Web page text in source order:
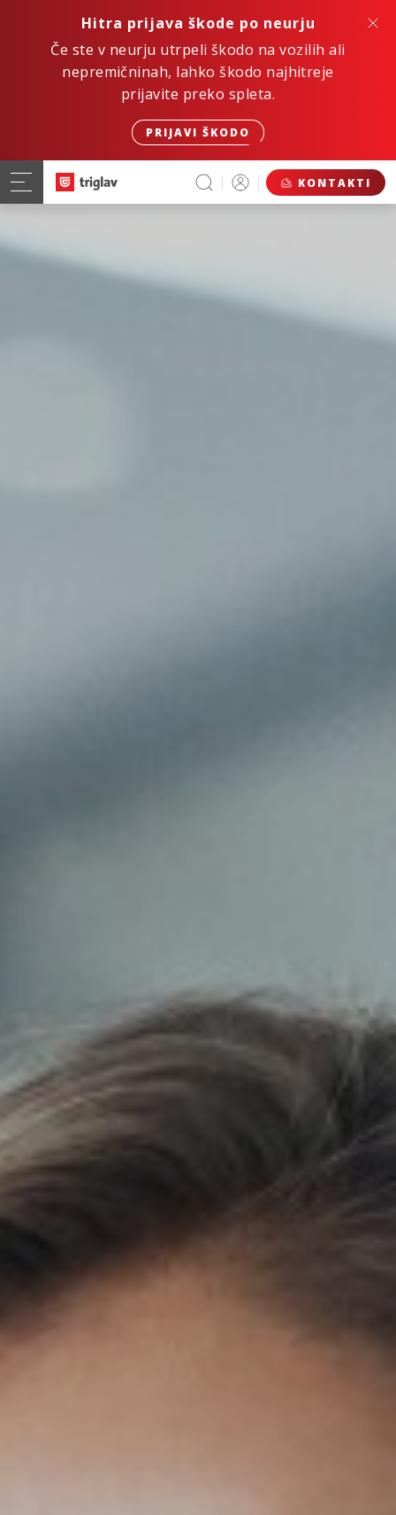
Hitra prijava škode po neurju
Če ste v neurju utrpeli škodo na vozilih ali
nepremičninah, lahko škodo najhitreje
prijavite preko spleta.
PRIJAVI ŠKODO
KONTAKTI